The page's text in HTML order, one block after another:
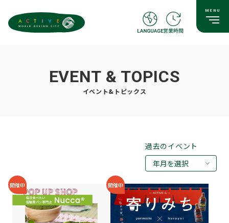
EVENT & TOPICS
イベント&トピックス
過去のイベント
年月を選択
2026年07月
2026年05月
開催中 開催中